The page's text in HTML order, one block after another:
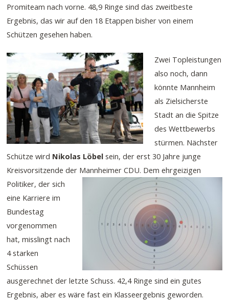
Promiteam nach vorne. 48,9 Ringe sind das zweitbeste
Ergebnis, das wir auf den 18 Etappen bisher von einem
Schützen gesehen haben.
Zwei Topleistungen
also noch, dann
könnte Mannheim
als Zielsicherste
Stadt an die Spitze
des Wettbewerbs
stürmen. Nächster
Schütze wird Nikolas Löbel sein, der erst 30 Jahre junge
Kreisvorsitzende der Mannheimer CDU. Dem ehrgeizigen
Politiker, der sich
eine Karriere im
Bundestag
vorgenommen
hat, misslingt nach
4 starken
Schüssen
ausgerechnet der letzte Schuss. 42,4 Ringe sind ein gutes
Ergebnis, aber es wäre fast ein Klasseergebnis geworden.